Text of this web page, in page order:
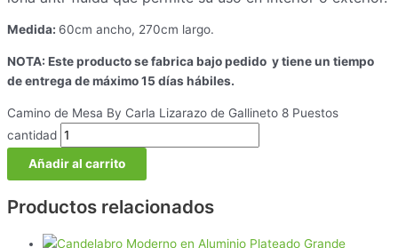
Medida: 60cm ancho, 270cm largo.
NOTA: Este producto se fabrica bajo pedido y tiene un tiempo
de entrega de máximo 15 días hábiles.
Camino de Mesa By Carla Lizarazo de Gallineto 8 Puestos
cantidad
Añadir al carrito
Productos relacionados